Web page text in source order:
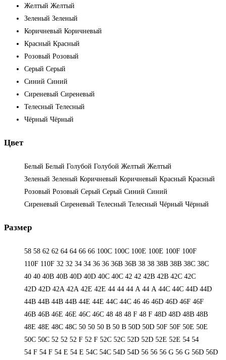
Желтый Желтый
Зеленый Зеленый
Коричневый Коричневый
Красный Красный
Розовый Розовый
Серый Серый
Синий Синий
Сиреневый Сиреневый
Телесный Телесный
Чёрный Чёрный
Цвет
Белый Белый Голубой Голубой Желтый Желтый
Зеленый Зеленый Коричневый Коричневый Красный Красный
Розовый Розовый Серый Серый Синий Синий
Сиреневый Сиреневый Телесный Телесный Чёрный Чёрный
Размер
58 58 62 62 64 64 66 66 100C 100C 100E 100E 100F 100F
110F 110F 32 32 34 34 36 36 36B 36B 38 38 38B 38B 38С 38С
40 40 40B 40B 40D 40D 40С 40С 42 42 42B 42B 42C 42C
42D 42D 42А 42А 42Е 42Е 44 44 44 А 44 А 44C 44C 44D 44D
44В 44В 44В 44В 44Е 44Е 44С 44С 46 46 46D 46D 46F 46F
46В 46В 46Е 46Е 46С 46С 48 48 48 F 48 F 48D 48D 48В 48В
48Е 48Е 48С 48С 50 50 50 B 50 B 50D 50D 50F 50F 50Е 50Е
50С 50С 52 52 52 F 52 F 52C 52C 52D 52D 52E 52E 54 54
54 F 54 F 54 Е 54 Е 54C 54C 54D 54D 56 56 56 G 56 G 56D 56D